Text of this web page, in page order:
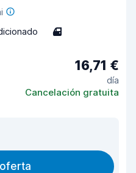
4
16,71 €
día
Cancelación gratuita